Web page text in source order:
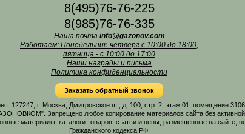
8(495)76-76-225
8(985)76-76-335
Наша почта info@gazonov.com
Работаем: Понедельник-четверг с 10:00 до 18:00,
пятница - с 10:00 до 17:00
Наши награды и письма
Политика конфиденциальности
Заказать обратный звонок
127247, г. Москва, Дмитровское ш., д. 100, стр. 2, этаж 01, помещение
Запрещено любое копирование материалов сайта без активной
материалы, каталоги товаров, статьи и цены, размещенные на сайте,
Гражданского кодекса РФ.